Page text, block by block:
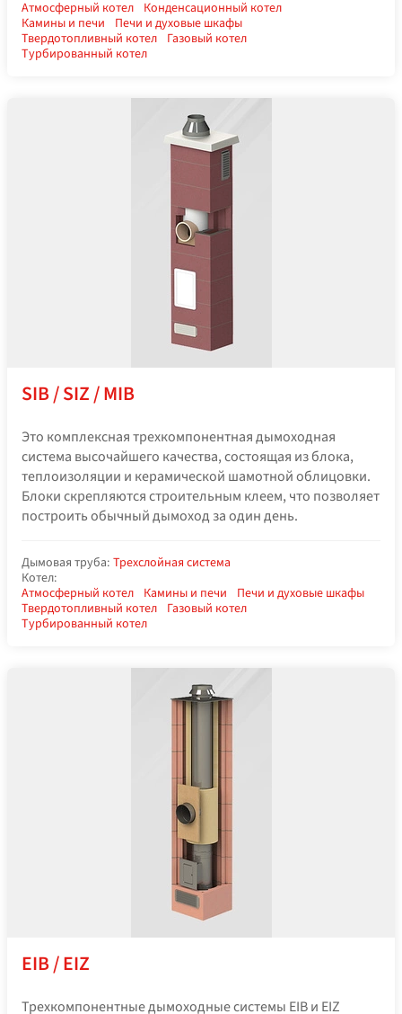
Атмосферный котел Конденсационный котел
Камины и печи
Печи и духовые шкафы
Твердотопливный котел Газовый котел
Турбированный котел
SIB / SIZ / MIB
Это комплексная трехкомпонентная дымоходная
система высочайшего качества, состоящая из блока,
теплоизоляции и керамической шамотной облицовки.
Блоки скрепляются строительным клеем, что позволяет
построить обычный дымоход за один день.
Дымовая труба: Трехслойная система
Котел:
Атмосферный котел Камины и печи
Печи и духовые шкафы
Твердотопливный котел Газовый котел
Турбированный котел
EIB / EIZ
Трехкомпонентные дымоходные системы EIB и EIZ